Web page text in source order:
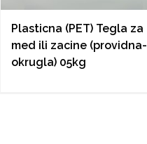
Plasticna (PET) Tegla za
med ili zacine (providna-
okrugla) 05kg